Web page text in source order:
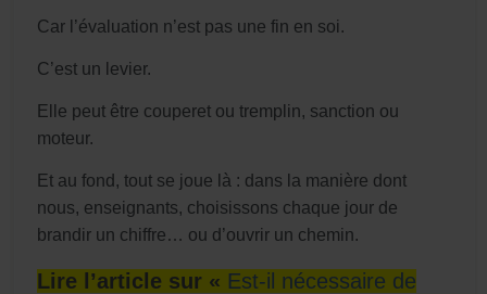
Car l’évaluation n’est pas une fin en soi.
C’est un levier.
Elle peut être couperet ou tremplin, sanction ou
moteur.
Et au fond, tout se joue là : dans la manière dont
nous, enseignants, choisissons chaque jour de
brandir un chiffre… ou d’ouvrir un chemin.
Lire l’article sur « Est-il nécessaire de